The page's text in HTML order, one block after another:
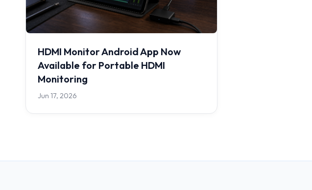
HDMI Monitor Android App Now
Available for Portable HDMI
Monitoring
Jun 17, 2026